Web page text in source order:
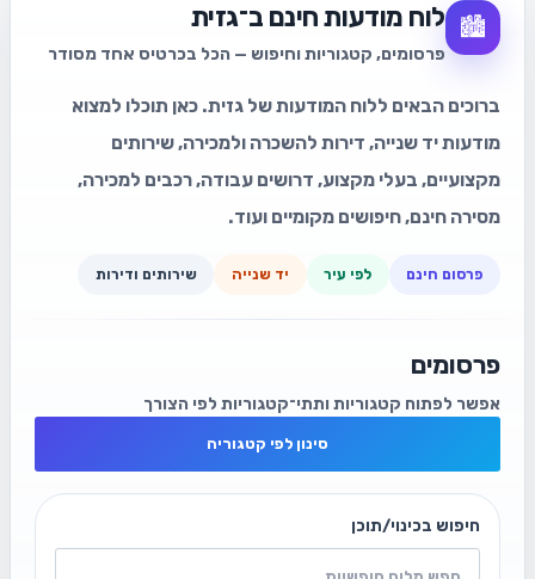
🏙️ לוח מודעות חינם ב־גזית
פרסומים, קטגוריות וחיפוש — הכל בכרטיס אחד מסודר
ברוכים הבאים ללוח המודעות של גזית. כאן תוכלו למצוא
מודעות יד שנייה, דירות להשכרה ולמכירה, שירותים
מקצועיים, בעלי מקצוע, דרושים עבודה, רכבים למכירה,
מסירה חינם, חיפושים מקומיים ועוד.
פרסום חינם לפי עיר יד שנייה שירותים ודירות
פרסומים
אפשר לפתוח קטגוריות ותתי־קטגוריות לפי הצורך
סינון לפי קטגוריה
חיפוש בכינוי/תוכן